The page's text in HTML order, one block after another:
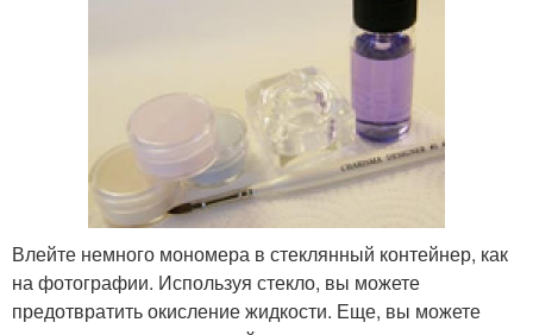
Влейте немного мономера в стеклянный контейнер, как
на фотографии. Используя стекло, вы можете
предотвратить окисление жидкости. Еще, вы можете